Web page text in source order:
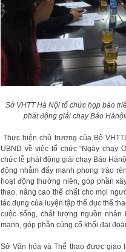
Sở VHTT Hà Nội tổ chức họp báo
phát động giải chạyBáo
Thực hiện chủ trương của Bộ
UBND về việc tổ chức “Ngày chạy
chức lễ phát động giải chạy Báo
động nhằm đẩy mạnh phong trào
hoạt động thường niên, góp phần
thao, nâng cao thể chất cho mọi
tác dụng của luyện tập thể dục thể
cuộc sống, chất lượng nguồn
mạnh, góp phần củng cố khối đại
Sở Văn hóa và Thể thao được giao